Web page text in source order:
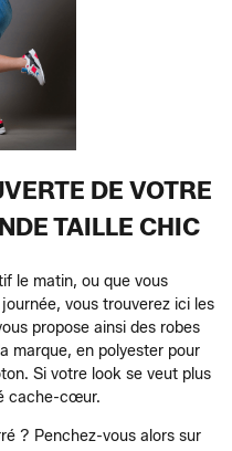
DE VOTRE
TAILLE CHIC
le matin, ou que vous
vous trouverez ici les
propose ainsi des robes
marque, en polyester pour
Si votre look se veut plus
cache-cœur.
? Penchez-vous alors sur